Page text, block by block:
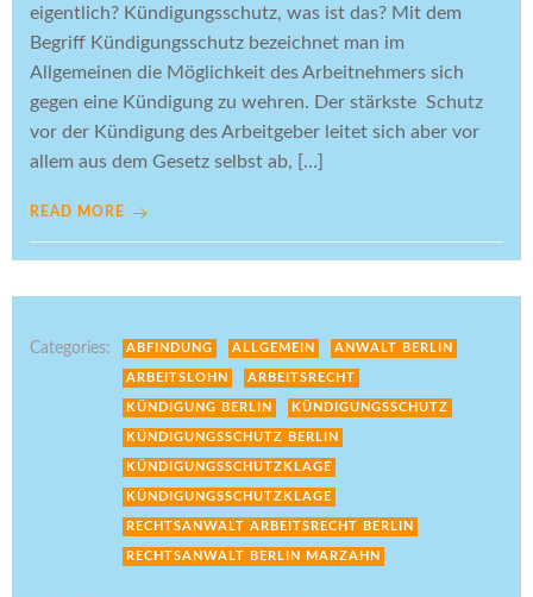
eigentlich? Kündigungsschutz, was ist das? Mit dem
Begriff Kündigungsschutz bezeichnet man im
Allgemeinen die Möglichkeit des Arbeitnehmers sich
gegen eine Kündigung zu wehren. Der stärkste Schutz
vor der Kündigung des Arbeitgeber leitet sich aber vor
allem aus dem Gesetz selbst ab, […]
READ MORE
Categories: ABFINDUNG ALLGEMEIN ANWALT BERLIN
ARBEITSLOHN ARBEITSRECHT
KÜNDIGUNG BERLIN KÜNDIGUNGSSCHUTZ
KÜNDIGUNGSSCHUTZ BERLIN
KÜNDIGUNGSSCHUTZKLAGE
KÜNDIGUNGSSCHUTZKLAGE
RECHTSANWALT ARBEITSRECHT BERLIN
RECHTSANWALT BERLIN MARZAHN